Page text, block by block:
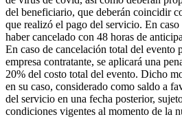
del beneficiario, que deberán coincidir
que realizó el pago del servicio. En caso
haber cancelado con 48 horas de
En caso de cancelación total del evento
empresa contratante, se aplicará una
20% del costo total del evento. Dicho
en su caso, considerado como saldo a
del servicio en una fecha posterior,
condiciones vigentes al momento de la